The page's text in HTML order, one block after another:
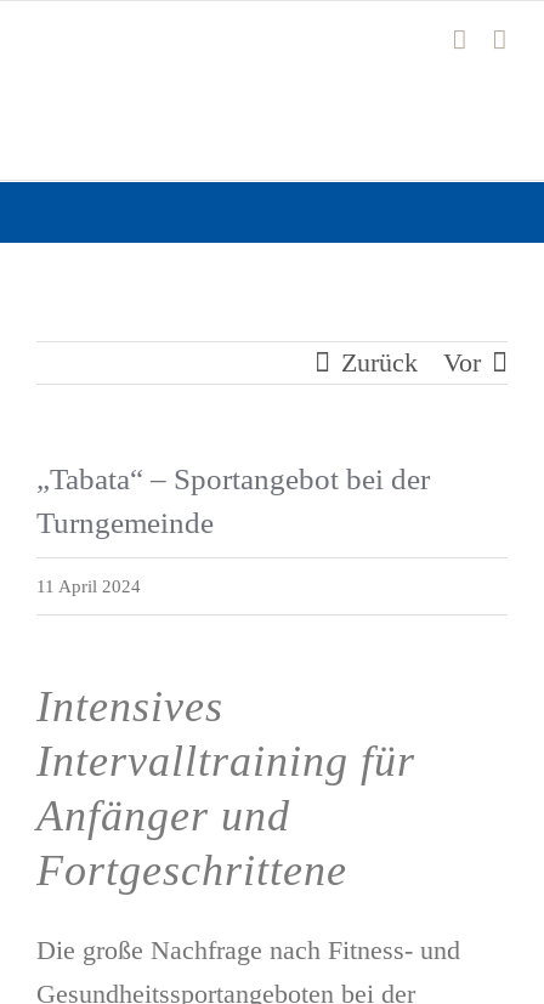
Zurück Vor
„Tabata“ – Sportangebot bei der
Turngemeinde
11 April 2024
Intensives
Intervalltraining für
Anfänger und
Fortgeschrittene
Die große Nachfrage nach Fitness- und
Gesundheitssportangeboten bei der